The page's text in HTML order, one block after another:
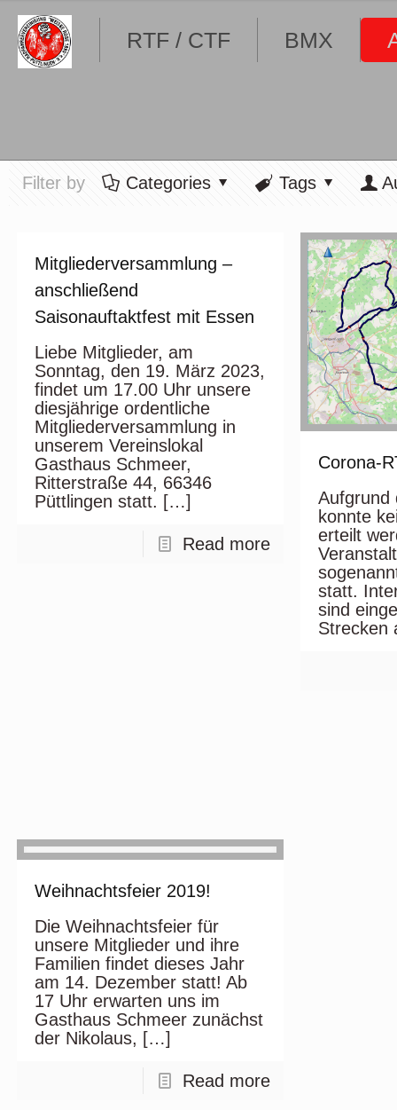
RTF / CTF BMX
Filter by Categories Tags
Mitgliederversammlung –
anschließend
Saisonauftaktfest mit Essen
Liebe Mitglieder, am
Sonntag, den 19. März 2023,
findet um 17.00 Uhr unsere
diesjährige ordentliche
Mitgliederversammlung in
unserem Vereinslokal
Gasthaus Schmeer,
Ritterstraße 44, 66346
Püttlingen statt. […]
Read more
Corona-
Aufgrund
konnte
erteilt
statt.
sind
Strecken
Weihnachtsfeier 2019!
Die Weihnachtsfeier für
unsere Mitglieder und ihre
Familien findet dieses Jahr
am 14. Dezember statt! Ab
17 Uhr erwarten uns im
Gasthaus Schmeer zunächst
der Nikolaus, […]
Read more